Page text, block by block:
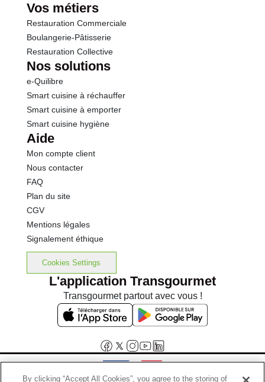
Vos métiers
Restauration Commerciale
Boulangerie-Pâtisserie
Restauration Collective
Nos solutions
e-Quilibre
Smart cuisine à réchauffer
Smart cuisine à emporter
Smart cuisine hygiène
Aide
Mon compte client
Nous contacter
FAQ
Plan du site
CGV
Mentions légales
Signalement éthique
Cookies Settings
L'application Transgourmet
Transgourmet partout avec vous !
By clicking “Accept All Cookies”, you agree to the storing of